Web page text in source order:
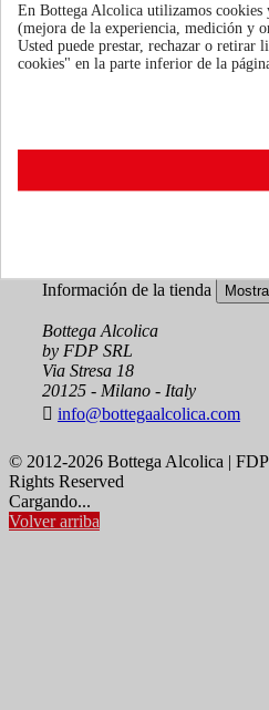
Información
Cookie
Su cuenta
Información de la tienda
Bottega Alcolica
by FDP SRL
Via Stresa 18
20125 - Milano - Italy
 info@bottegaalcolica.com
© 2012-2026 Bottega Alcolica |
Rights Reserved
Cargando...
Volver arriba
En Bottega Alcolica utilizamos cookies
(mejora de la experiencia, medición y
Usted puede prestar, rechazar o retirar
cookies" en la parte inferior de la